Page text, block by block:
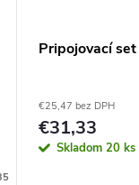
Pripojovací
€25,47 bez DPH
€31,33
Skladom 20 ks